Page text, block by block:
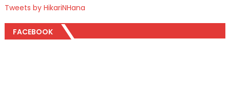
Tweets by HikariNHana
FACEBOOK